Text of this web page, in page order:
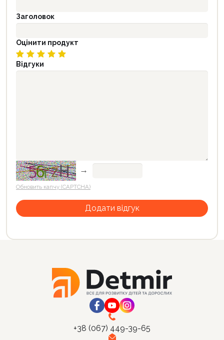
Заголовок
Оцінити продукт
Відгуки
→
Обновить капчу (CAPTCHA)
+38 (067) 449-39-65